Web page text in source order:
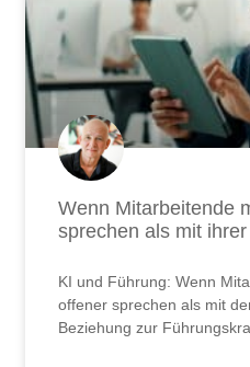
Wenn Mitarbeitende
sprechen als mit
KI und Führung: Wenn
offener sprechen als mit
Beziehung zur